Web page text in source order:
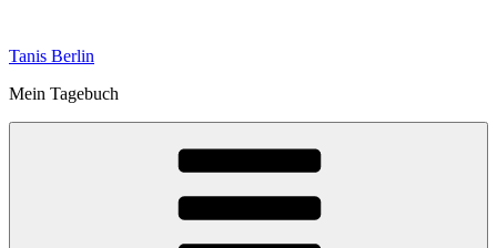
springen
Tanis Berlin
Mein Tagebuch